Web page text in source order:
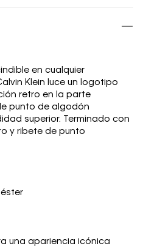
en cualquier
Klein luce un logotipo
retro en la parte
punto de algodón
superior. Terminado con
y ribete de punto
una apariencia icónica